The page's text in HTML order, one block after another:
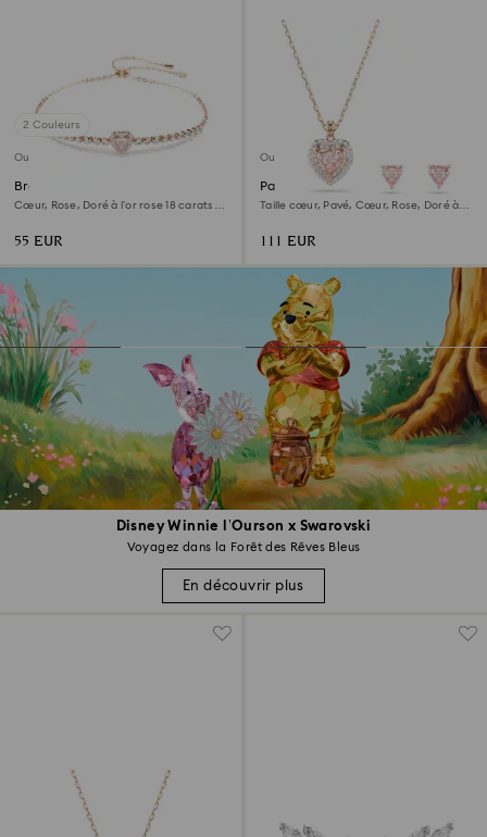
Disney Winnie l’Ourson x Swarovski
Voyagez dans la Forêt des Rêves Bleus
En découvrir plus
2 Couleurs
Outlet
Bracelet One
Cœur, Rose, Doré à l’or rose 18 carats
55 EUR
Outlet
Parure One
Taille cœur, Pavé, Cœur, Rose, Doré à
111 EUR